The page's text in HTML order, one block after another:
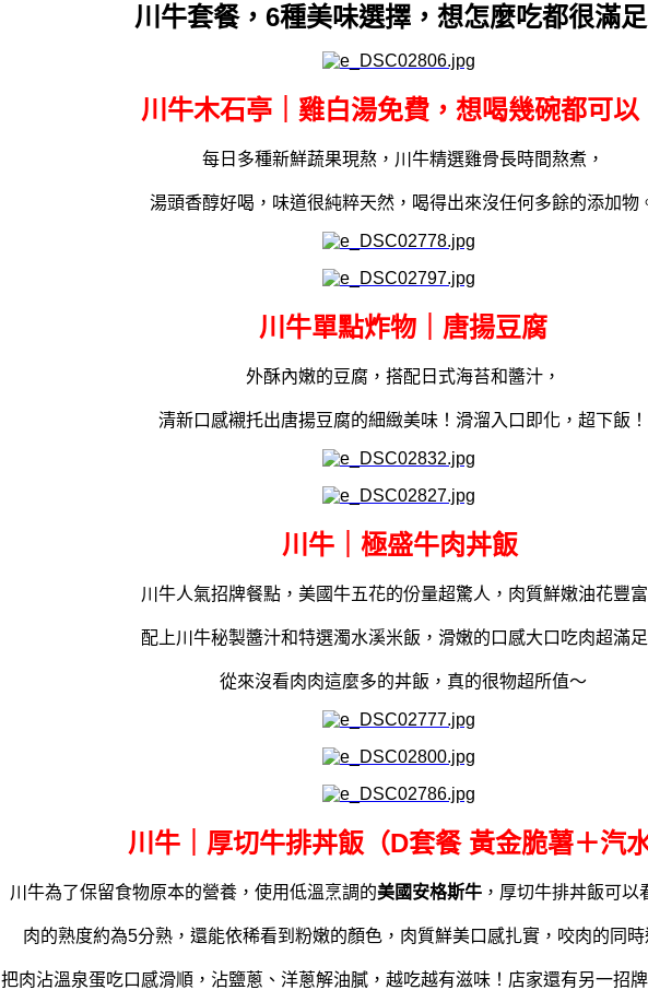
川牛套餐，6種美味選擇，想怎麼吃都很滿
川牛木石亭｜雞白湯免費，想喝幾碗都可以
每日多種新鮮蔬果現熬，川牛精選雞骨長時間熬煮，
湯頭香醇好喝，味道很純粹天然，喝得出來沒任何多餘的添加物
川牛單點炸物｜唐揚豆腐
外酥內嫩的豆腐，搭配日式海苔和醬汁，
清新口感襯托出唐揚豆腐的細緻美味！滑溜入口即化，超下飯！
川牛｜極盛牛⾁丼飯
川牛人氣招牌餐點，美國牛五花的份量超驚人，肉質鮮嫩油花豐
配上川牛秘製醬汁和特選濁水溪米飯，滑嫩的口感大口吃肉超滿
從來沒看肉肉這麼多的丼飯，真的很物超所值～
川牛｜厚切牛排丼飯（D套餐 黃金脆薯＋汽
川牛為了保留食物原本的營養，使用低溫烹調的美國安格斯牛 ，厚切牛排丼飯可
肉的熟度約為5分熟，還能依稀看到粉嫩的顏色，肉質鮮美口感扎實，咬肉的同
把肉沾溫泉蛋吃口感滑順，沾鹽蔥、洋蔥解油膩，越吃越有滋味！店家還有另一招牌